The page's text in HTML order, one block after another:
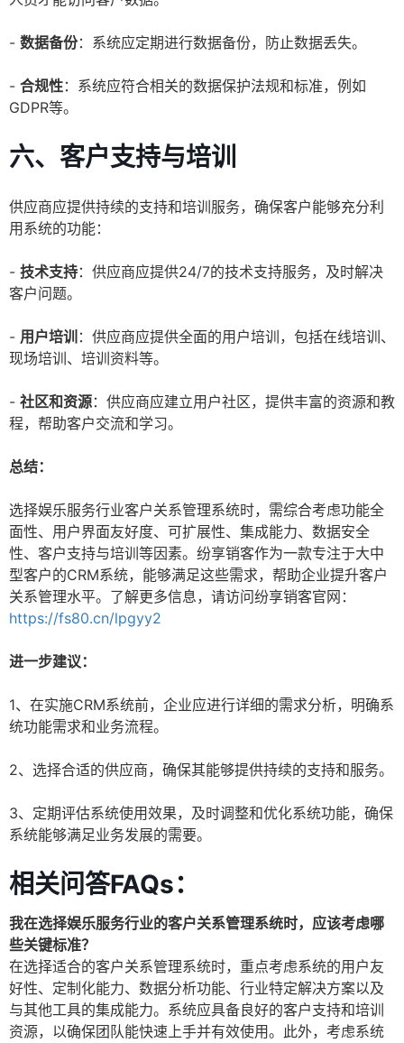
- 数据备份：系统应定期进行数据备份，防止数据丢失。
- 合规性：系统应符合相关的数据保护法规和标准，例如
GDPR等。
六、客户支持与培训
供应商应提供持续的支持和培训服务，确保客户能够充分利
用系统的功能：
- 技术支持：供应商应提供24/7的技术支持服务，及时解决
客户问题。
- 用户培训 ：供应商应提供全面的用户培训，包括在线培训、
现场培训、培训资料等。
- 社区和资源：供应商应建立用户社区，提供丰富的资源和教
程，帮助客户交流和学习。
总结：
选择娱乐服务行业客户关系管理系统时，需综合考虑功能全
面性、用户界面友好度、可扩展性、集成能力、数据安全
性、客户支持与培训等因素。纷享销客作为一款专注于大中
型客户的CRM系统，能够满足这些需求，帮助企业提升客户
关系管理水平。了解更多信息，请访问纷享销客官网：
https://fs80.cn/lpgyy2
进一步建议：
1、在实施CRM系统前，企业应进行详细的需求分析，明确系
统功能需求和业务流程。
2、选择合适的供应商，确保其能够提供持续的支持和服务。
3、定期评估系统使用效果，及时调整和优化系统功能，确保
系统能够满足业务发展的需要。
相关问答FAQs：
我在选择娱乐服务行业的客户关系管理系统时，应该考虑哪
些关键标准？
在选择适合的客户关系管理系统时，重点考虑系统的用户友
好性、定制化能力、数据分析功能、行业特定解决方案以及
与其他工具的集成能力。系统应具备良好的客户支持和培训
资源，以确保团队能快速上手并有效使用。此外，考虑系统